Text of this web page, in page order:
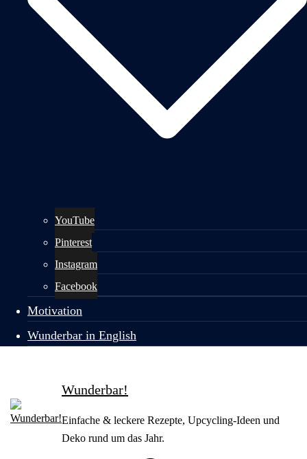
YouTube
Pinterest
Instagram
Facebook
Motivation
Wunderbar in English
Wunderbar!
Einfache & leckere Rezepte, Upcycling-Ideen und
Deko rund um das Jahr.